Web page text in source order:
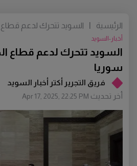
فريق التجرير أكتر أخبار السويد
أخر تحديث Apr 17, 2025, 22:25 PM
السويد تتحرك لدعم قطاع
سوريا
أخبار-السويد
الرئيسية | السويد تتحرك لدعم